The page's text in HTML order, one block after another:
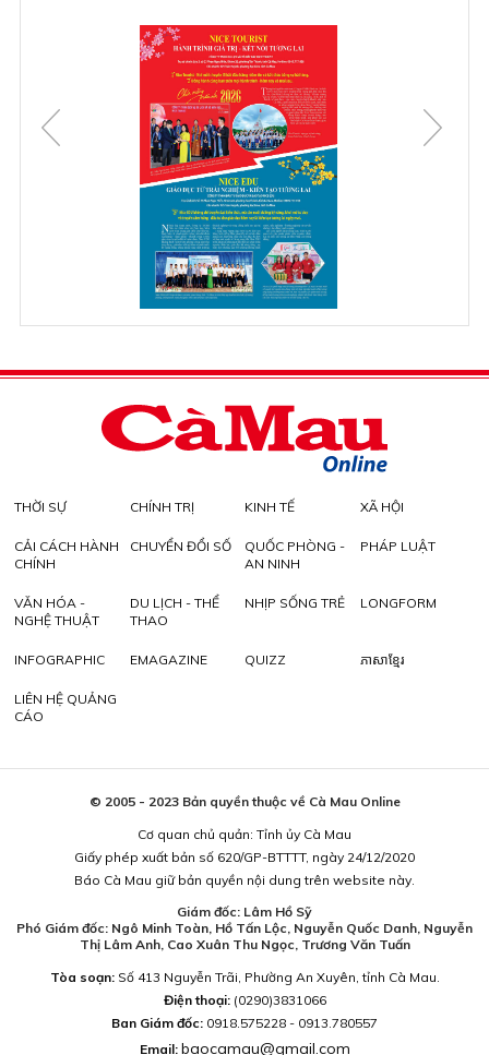
THỜI SỰ CHÍNH TRỊ KINH TẾ XÃ HỘI
CẢI CÁCH HÀNH
CHÍNH
CHUYỂN ĐỔI SỐ
QUỐC PHÒNG -
AN NINH
PHÁP LUẬT
VĂN HÓA -
NGHỆ THUẬT
DU LỊCH - THỂ
THAO
NHỊP SỐNG TRẺ LONGFORM
INFOGRAPHIC EMAGAZINE QUIZZ ភាសាខ្មែរ
LIÊN HỆ QUẢNG
CÁO
© 2005 - 2023 Bản quyền thuộc về Cà Mau Online
Cơ quan chủ quản: Tỉnh ủy Cà Mau
Giấy phép xuất bản số 620/GP-BTTTT, ngày 24/12/2020
Báo Cà Mau giữ bản quyền nội dung trên website này.
Giám đốc: Lâm Hồ Sỹ
Phó Giám đốc: Ngô Minh Toàn, Hồ Tấn Lộc, Nguyễn Quốc Danh, Nguyễn
Thị Lâm Anh, Cao Xuân Thu Ngọc, Trương Văn Tuấn
Tòa soạn:Số 413 Nguyễn Trãi, Phường An Xuyên, tỉnh Cà Mau.
Điện thoại: (0290)3831066
Ban Giám đốc: 0918.575228 - 0913.780557
Email: baocamau@gmail.com